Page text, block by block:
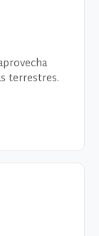
terrestres.